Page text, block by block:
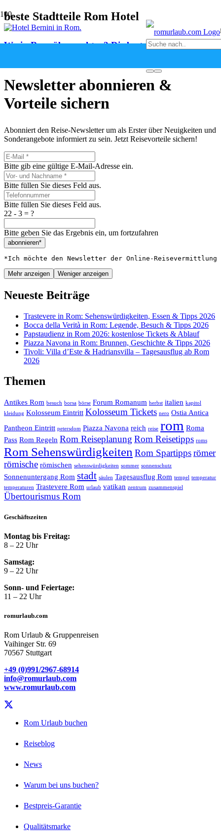
beste Stadtteile Rom Hotel
Wo in Rom übernachten? Die besten Stadtteile
Newsletter abonnieren &
Vorteile sichern
Abonniert den Reise-Newsletter um als Erster über Neuigkeiten und
Sonderangebote informiert zu sein. Jetzt Reisevorteile sichern!
Bitte gib eine gültige E-Mail-Adresse ein.
Bitte füllen Sie dieses Feld aus.
Bitte füllen Sie dieses Feld aus.
22 - 3 = ?
Bitte geben Sie das Ergebnis ein, um fortzufahren
abonnieren*
*Ich möchte den Newsletter der Online-
Mehr anzeigen Weniger anzeigen
Neueste Beiträge
Trastevere in Rom: Sehenswürdigkeiten, Essen & Tipps 2026
Bocca della Verità in Rom: Legende, Besuch & Tipps 2026
Papstaudienz in Rom 2026: kostenlose Tickets & Ablauf
Piazza Navona in Rom: Brunnen, Geschichte & Tipps 2026
Tivoli: Villa d’Este & Hadriansvilla – Tagesausflug ab Rom
2026
Themen
Antikes Rom besuch borsa börse Forum Romanum herbst italien kapitol
kleidung Kolosseum Eintritt Kolosseum Tickets nero Ostia Antica
Pantheon Eintritt petersdom Piazza Navona reich reise rom Roma
Pass Rom Regeln Rom Reiseplanung Rom Reisetipps roms
Rom Sehenswürdigkeiten Rom Spartippsrömer
römische römischen sehenswürdigkeiten sommer sonnenschutz
Sonnenuntergang Rom stadt säulen Tagesausflug Rom tempel temperatur
temperaturen Trastevere Rom urlaub vatikan zentrum zusammenspiel
Übertourismus Rom
Geschäftszeiten
Montag bis Freitag:
8 – 22 Uhr
Samstag:
9 – 22 Uhr
Sonn- und Feiertage:
11 – 22 Uhr
romurlaub.com
Rom Urlaub & Gruppenreisen
Vaihinger Str. 69
70567 Stuttgart
+49 (0)991/2967-68914
info@romurlaub.com
www.romurlaub.com
Rom Urlaub buchen
Reiseblog
News
Warum bei uns buchen?
Bestpreis-Garantie
Qualitätsmarke